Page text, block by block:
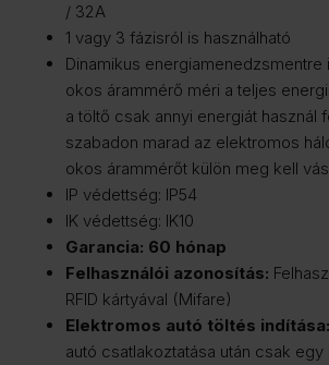
/ 32A
1 vagy 3 fázisról is használható
Dinamikus
okos árammérő méri a teljes
a töltő csak annyi energiát használ
szabadon marad az elektromos
okos árammérőt külön meg kell
IP védettség: IP54
IK védettség: IK10
Garancia: 60 hónap
Felhasználói azonosítás:
RFID kártyával (Mifare)
Elektromos autó töltés indítása:
autó csatlakoztatása után csak egy